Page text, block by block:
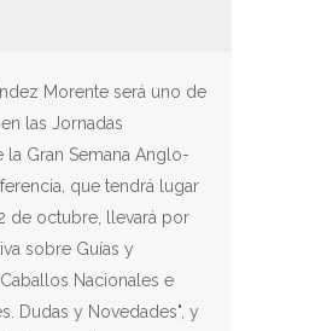
Morente será uno de
las Jornadas
la Gran Semana Anglo-
que tendrá lugar
de octubre, llevará por
sobre Guías y
Nacionales e
Dudas y Novedades", y